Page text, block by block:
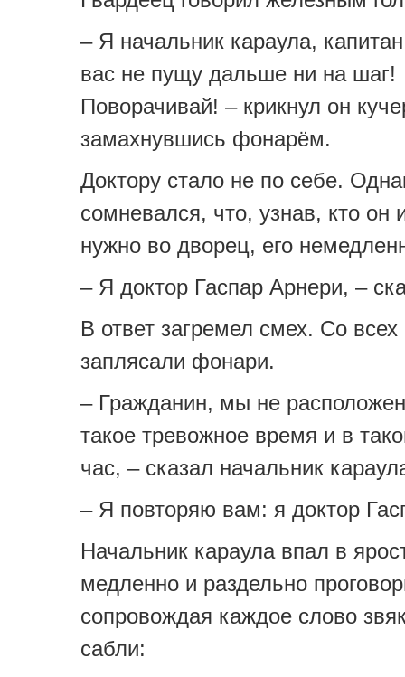
– Я начальник караула,
вас не пущу дальше ни на шаг!
Поворачивай! – крикнул он
замахнувшись фонарём.
Доктору стало не по себе.
сомневался, что, узнав, кто он
нужно во дворец, его
– Я доктор Гаспар Арнери, –
В ответ загремел смех. Со всех
заплясали фонари.
– Гражданин, мы не
такое тревожное время и в
час, – сказал начальник
– Я повторяю вам: я доктор
Начальник караула впал в
медленно и раздельно
сопровождая каждое слово
сабли: